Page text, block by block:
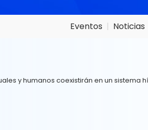
Eventos Noticias
y humanos coexistirán en un sistema